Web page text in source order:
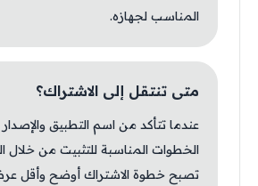
المناسب لجهازه.
متى تنتقل إلى الاشتراك؟
عندما تتأكد من اسم التطبيق
الخطوات المناسبة للتثبيت من خلال
تصبح خطوة الاشتراك أوضح وأقل